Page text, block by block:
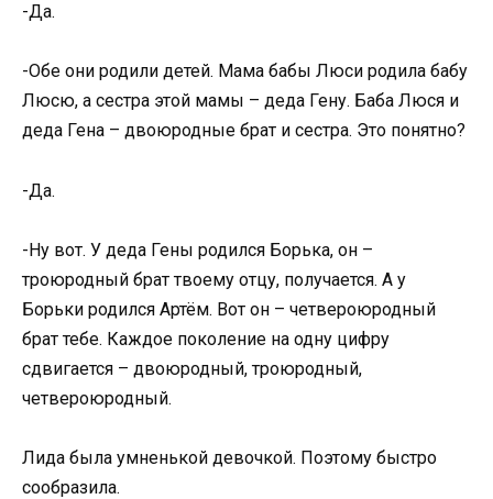
-Да.
-Обе они родили детей. Мама бабы Люси родила бабу
Люсю, а сестра этой мамы – деда Гену. Баба Люся и
деда Гена – двоюродные брат и сестра. Это понятно?
-Да.
-Ну вот. У деда Гены родился Борька, он –
троюродный брат твоему отцу, получается. А у
Борьки родился Артём. Вот он – четвероюродный
брат тебе. Каждое поколение на одну цифру
сдвигается – двоюродный, троюродный,
четвероюродный.
Лида была умненькой девочкой. Поэтому быстро
сообразила.